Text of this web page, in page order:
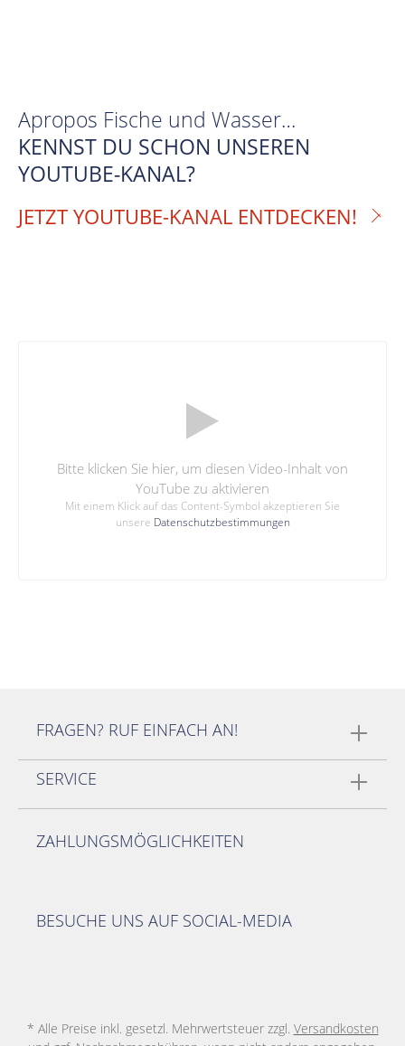
Apropos Fische und Wasser…
KENNST DU SCHON UNSEREN
YOUTUBE-KANAL?
JETZT YOUTUBE-KANAL ENTDECKEN!
Bitte klicken Sie hier, um diesen Video-Inhalt von
YouTube zu aktivieren
Mit einem Klick auf das Content-Symbol akzeptieren Sie
unsere Datenschutzbestimmungen
FRAGEN? RUF EINFACH AN!
SERVICE
ZAHLUNGSMÖGLICHKEITEN
BESUCHE UNS AUF SOCIAL-MEDIA
* Alle Preise inkl. gesetzl. Mehrwertsteuer zzgl. Versandkosten